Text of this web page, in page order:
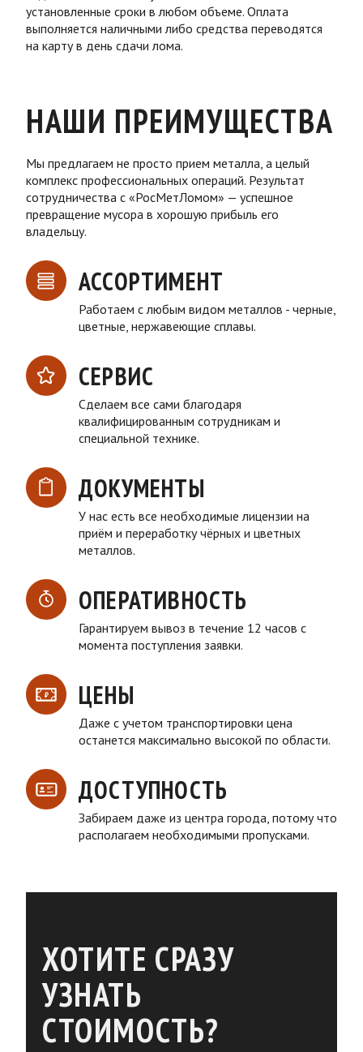
установленные сроки в любом объеме. Оплата
выполняется наличными либо средства переводятся
на карту в день сдачи лома.
НАШИ ПРЕИМУЩЕСТВА
Мы предлагаем не просто прием металла, а целый
комплекс профессиональных операций. Результат
сотрудничества с «РосМетЛомом» — успешное
превращение мусора в хорошую прибыль его
владельцу.
АССОРТИМЕНТ
Работаем с любым видом металлов - черные,
цветные, нержавеющие сплавы.
СЕРВИС
Сделаем все сами благодаря
квалифицированным сотрудникам и
специальной технике.
ДОКУМЕНТЫ
У нас есть все необходимые лицензии на
приём и переработку чёрных и цветных
металлов.
ОПЕРАТИВНОСТЬ
Гарантируем вывоз в течение 12 часов с
момента поступления заявки.
ЦЕНЫ
Даже с учетом транспортировки цена
останется максимально высокой по области.
ДОСТУПНОСТЬ
Забираем даже из центра города, потому что
располагаем необходимыми пропусками.
ХОТИТЕ СРАЗУ
УЗНАТЬ
СТОИМОСТЬ?